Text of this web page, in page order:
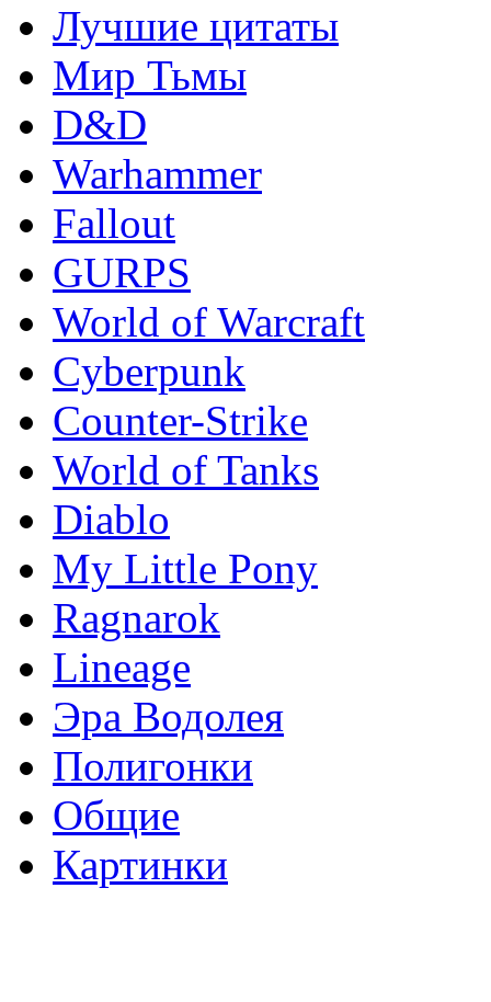
Лучшие цитаты
Мир Тьмы
D&D
Warhammer
Fallout
GURPS
World of Warcraft
Сyberpunk
Counter-Strike
World of Tanks
Diablo
My Little Pony
Ragnarok
Lineage
Эра Водолея
Полигонки
Общие
Картинки